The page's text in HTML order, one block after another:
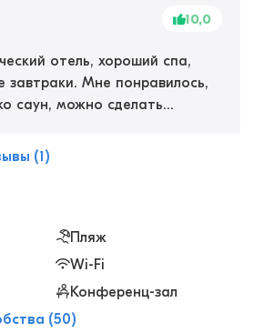
10,0
отель, хороший спа,
завтраки. Мне понравилось,
саун, можно сделать
раза сходила на
В прошлую поездку тоже
обоих понравилось. В
атмосфера, хочется
(1)
Пляж
Wi-Fi
Конференц-зал
(50)